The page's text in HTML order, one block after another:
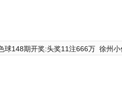
球148期开奖:头奖11注666万 徐州